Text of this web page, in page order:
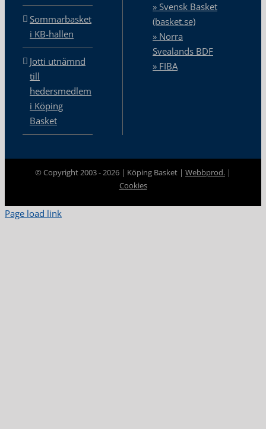
Sommarbasket
i KB-hallen
Jotti utnämnd
till
hedersmedlem
i Köping
Basket
» Svensk Basket
(basket.se)
» Norra
Svealands BDF
» FIBA
© Copyright 2003 -2026 | Köping Basket | Webbprod. |
Cookies
Page load link